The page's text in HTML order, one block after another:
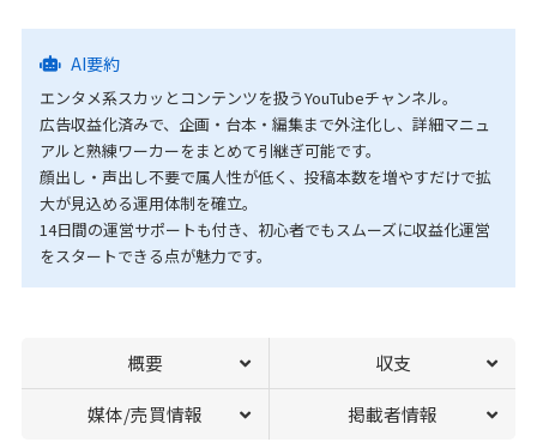
AI要約
エンタメ系スカッとコンテンツを扱うYouTubeチャンネル。
広告収益化済みで、企画・台本・編集まで外注化し、詳細マニュ
アルと熟練ワーカーをまとめて引継ぎ可能です。
顔出し・声出し不要で属人性が低く、投稿本数を増やすだけで拡
大が見込める運用体制を確立。
14日間の運営サポートも付き、初心者でもスムーズに収益化運営
をスタートできる点が魅力です。
概要 収支
媒体/売買情報 掲載者情報